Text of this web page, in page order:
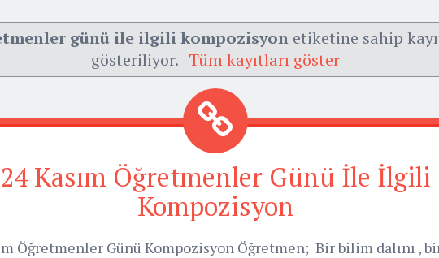
günü ile ilgili kompozisyonetiketine sahip
gösteriliyor. Tüm kayıtları göster
24 Kasım Öğretmenler Günü İle İlgili
Kompozisyon
Öğretmenler Günü Kompozisyon Öğretmen; Bir bilim dalını ,